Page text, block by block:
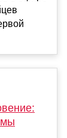
мы